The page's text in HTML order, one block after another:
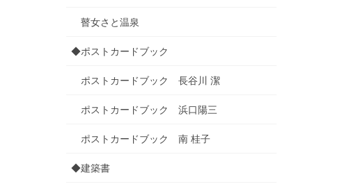
瞽女さと温泉
◆ポストカードブック
ポストカードブック 長谷川 潔
ポストカードブック 浜口陽三
ポストカードブック 南 桂子
◆建築書